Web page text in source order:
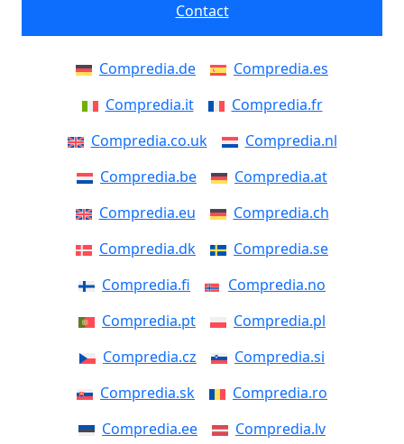
Contact
Compredia.de
Compredia.es
Compredia.it
Compredia.fr
Compredia.co.uk
Compredia.nl
Compredia.be
Compredia.at
Compredia.eu
Compredia.ch
Compredia.dk
Compredia.se
Compredia.fi
Compredia.no
Compredia.pt
Compredia.pl
Compredia.cz
Compredia.si
Compredia.sk
Compredia.ro
Compredia.ee
Compredia.lv